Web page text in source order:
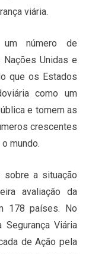
viária.
número de
Unidas e
que os Estados
como um
e tomem as
crescentes
mundo.
sobre a situação
avaliação da
178 países. No
Viária
de Ação pela